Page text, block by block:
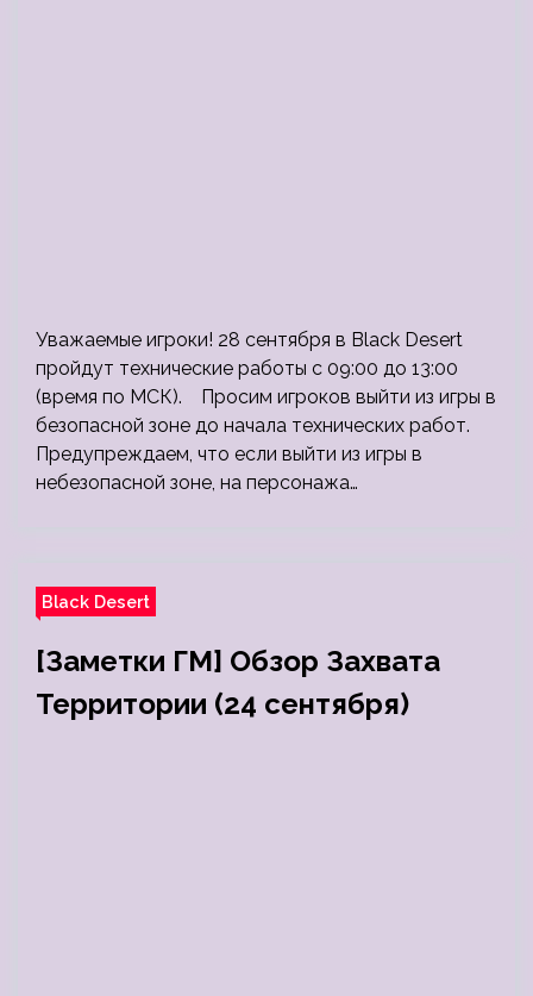
Уважаемые игроки! 28 сентября в Black Desert
пройдут технические работы с 09:00 до 13:00
(время по МСК). Просим игроков выйти из игры в
безопасной зоне до начала технических работ.
Предупреждаем, что если выйти из игры в
небезопасной зоне, на персонажа…
Black Desert
[Заметки ГМ] Обзор Захвата
Территории (24 сентября)